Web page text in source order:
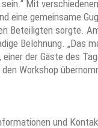
Mit
eine gemeinsame
Beteiligten sorgte.
Belohnung. „Das
einer der Gäste des
Workshop
und